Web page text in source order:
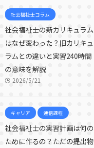
社会福祉士コラム
社会福祉士の新カリキュラム
はなぜ変わった？旧カリキュ
ラムとの違いと実習240時間
の意味を解説
2026/5/21
キャリア 通信課程
社会福祉士の実習計画は何の
ために作るの？ただの提出物